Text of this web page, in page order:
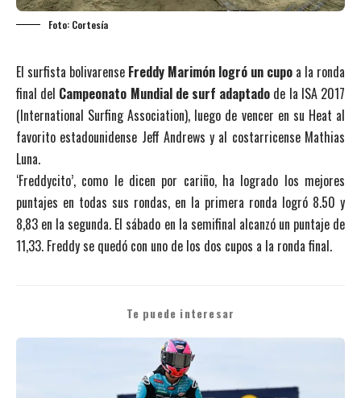
Foto: Cortesía
El surfista bolivarense Freddy Marimón logró un cupo a la ronda
final del Campeonato Mundial de surf adaptado de la ISA 2017
(International Surfing Association), luego de vencer en su Heat al
favorito estadounidense Jeff Andrews y al costarricense Mathias
Luna.
‘Freddycito’, como le dicen por cariño, ha logrado los mejores
puntajes en todas sus rondas, en la primera ronda logró 8.50 y
8,83 en la segunda. El sábado en la semifinal alcanzó un puntaje de
11,33. Freddy se quedó con uno de los dos cupos a la ronda final.
Te puede interesar